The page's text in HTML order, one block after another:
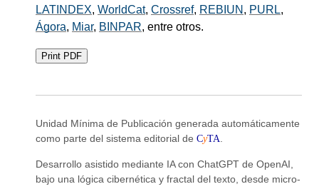
LATINDEX, WorldCat, Crossref, REBIUN , PURL,
Ágora, Miar, BINPAR, entre otros.
Print PDF
Unidad Mínima de Publicación generada automáticamente
como parte del sistema editorial de CyTA
Desarrollo asistido mediante IA con ChatGPT de OpenAI,
bajo una lógica cibernética y fractal del texto, desde micro-